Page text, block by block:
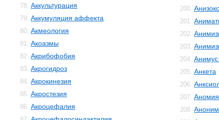
78. Аккультурация
79. Аккумуляция аффекта
80. Акмеология
81. Акоазмы
82. Акрибофобия
83. Акрогидроз
84. Акрокинезия
85. Акростезия
86. Акроцефалия
200.
201.
202.
203.
204.
205. Анкета
206.
207. Аномия
208.